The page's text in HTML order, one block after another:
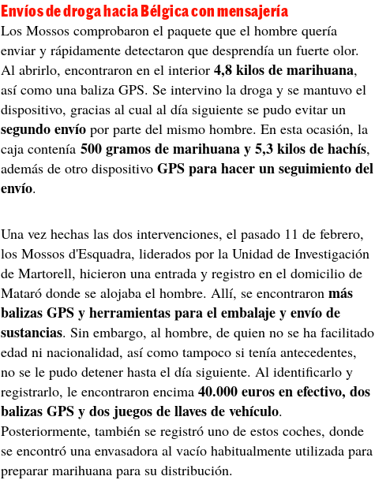
Envíos de droga hacia Bélgica con mensajería
Los Mossos comprobaron el paquete que el hombre quería
enviar y rápidamente detectaron que desprendía un fuerte olor.
Al abrirlo, encontraron en el interior4,8 kilos de marihuana,
así como una baliza GPS. Se intervino la droga y se mantuvo el
dispositivo, gracias al cual al día siguiente se pudo evitar un
segundo envío por parte del mismo hombre. En esta ocasión, la
caja contenía500 gramos de marihuana y 5,3 kilos de hachís,
además de otro dispositivoGPS para hacer un seguimiento del
envío.
Una vez hechas las dos intervenciones, el pasado 11 de febrero,
los Mossos d'Esquadra, liderados por la Unidad de Investigación
de Martorell, hicieron una entrada y registro en el domicilio de
Mataró donde se alojaba el hombre. Allí, se encontraronmás
balizas GPS y herramientas para el embalaje y envío de
sustancias. Sin embargo, al hombre, de quien no se ha facilitado
edad ni nacionalidad, así como tampoco si tenía antecedentes,
no se le pudo detener hasta el día siguiente. Al identificarlo y
registrarlo, le encontraron encima40.000 euros en efectivo, dos
balizas GPS y dos juegos de llaves de vehículo.
Posteriormente, también se registró uno de estos coches, donde
se encontró una envasadora al vacío habitualmente utilizada para
preparar marihuana para su distribución.